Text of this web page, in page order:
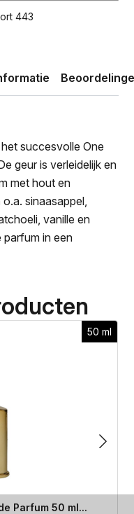
443
succesvolle One
geur is verleidelijk en
met hout en
sinaasappel,
vanille en
parfum in een
50 ml
Parfum 50 ml...